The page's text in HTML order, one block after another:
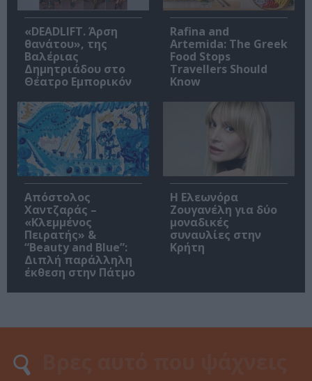
«DEADLIFT. Άρση
θανάτου», της
Βαλέριας
Δημητριάδου στο
Θέατρο Εμπορικόν
Rafina and
Artemida: The Greek
Food Stops
Travellers Should
Know
Απόστολος
Χαντζαράς –
«Κλεμμένος
Πειρατής» &
“Beauty and Blue”:
Διπλή παράλληλη
έκθεση στην Πάτμο
Η Ελεωνόρα
Ζουγανέλη για δύο
μοναδικές
συναυλίες στην
Κρήτη